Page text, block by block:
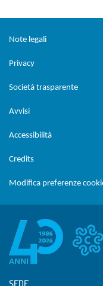
Note legali
Privacy
Società trasparente
Avvisi
Accessibilità
Credits
Modifica preferenze